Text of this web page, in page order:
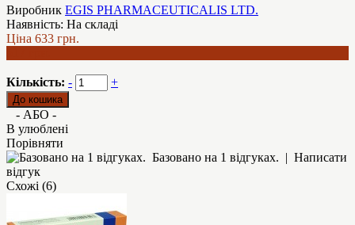
Виробник EGIS PHARMACEUTICALIS LTD.
Наявність: На складі
Ціна 633 грн.
Кількість: - +
- АБО -
В улюблені
Порівняти
Базовано на 1 відгуках. | Написати
відгук
Схожі (6)